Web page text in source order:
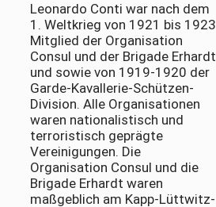
Leonardo Conti war nach dem
1. Weltkrieg von 1921 bis 1923
Mitglied der Organisation
Consul und der Brigade Erhardt
und sowie von 1919-1920 der
Garde-Kavallerie-Schützen-
Division. Alle Organisationen
waren nationalistisch und
terroristisch geprägte
Vereinigungen. Die
Organisation Consul und die
Brigade Erhardt waren
maßgeblich am Kapp-Lüttwitz-